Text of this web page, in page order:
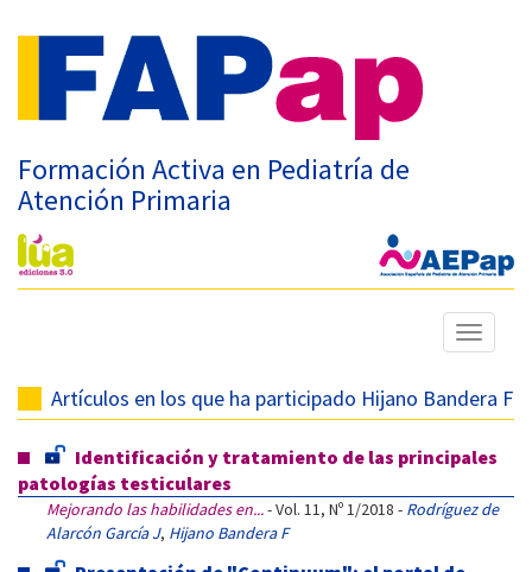
Formación Activa en Pediatría de
Atención Primaria
Mostrar
menú
Artículos en los que ha participado Hijano Bandera F
Identificación y tratamiento de las principales
patologías testiculares
Mejorando las habilidades en...- Vol. 11, Nº 1/2018 - Rodríguez de
Alarcón García J, Hijano Bandera F